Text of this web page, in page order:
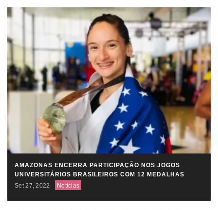
AMAZONAS ENCERRA PARTICIPAÇÃO NOS JOGOS
UNIVERSITÁRIOS BRASILEIROS COM 12 MEDALHAS
Set 27, 2022
Notícias